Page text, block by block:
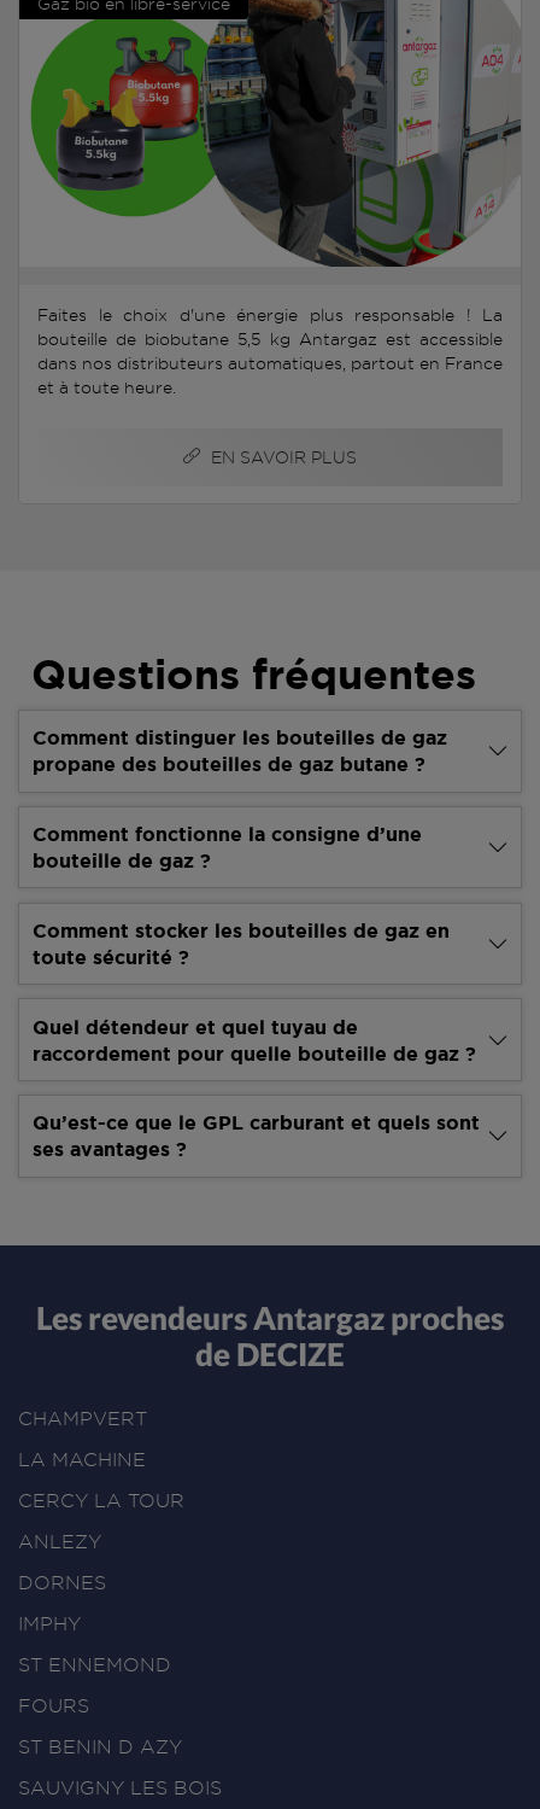
Faites le choix d'une énergie plus responsable ! La
bouteille de biobutane 5,5 kg Antargaz est accessible
dans nos distributeurs automatiques, partout en France
et à toute heure.
EN SAVOIR PLUS
Questions fréquentes
Comment distinguer les bouteilles de gaz
propane des bouteilles de gaz butane ?
Comment fonctionne la consigne d’une
bouteille de gaz ?
Comment stocker les bouteilles de gaz en
toute sécurité ?
Quel détendeur et quel tuyau de
raccordement pour quelle bouteille de gaz ?
Qu’est-ce que le GPL carburant et quels sont
ses avantages ?
Les revendeurs Antargaz proches
de DECIZE
CHAMPVERT
LA MACHINE
CERCY LA TOUR
ANLEZY
DORNES
IMPHY
ST ENNEMOND
FOURS
ST BENIN D AZY
SAUVIGNY LES BOIS